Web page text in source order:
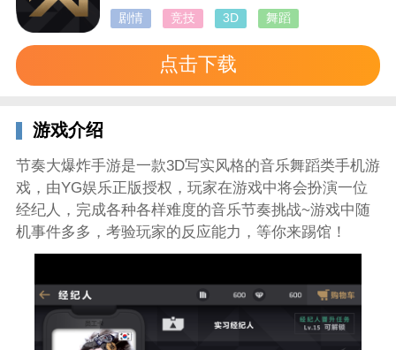
剧情 竞技 3D 舞蹈
点击下载
游戏介绍
节奏大爆炸手游是一款3D写实风格的音乐舞蹈类手机游
戏，由YG娱乐正版授权，玩家在游戏中将会扮演一位
经纪人，完成各种各样难度的音乐节奏挑战~游戏中随
机事件多多，考验玩家的反应能力，等你来踢馆！